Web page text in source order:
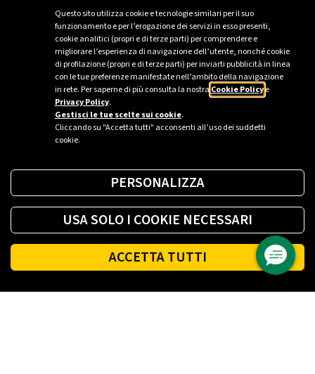
Questo sito utilizza cookie e tecnologie similari per il suo
funzionamento e per l’erogazione dei servizi in esso presenti,
cookie analitici (propri e di terze parti) per comprendere e
migliorare l’esperienza di navigazione dell’utente, nonché cookie
di profilazione (propri e di terze parti) per inviarti pubblicità in linea
con le tue preferenze manifestate nell’ambito della navigazione
in rete. Per saperne di più consulta la nostra Cookie Policye
Privacy Policy.
Gestisci le tue scelte sui cookie.
Cliccando su "Accetta tutti" acconsenti all’uso dei suddetti
cookie.
PERSONALIZZA
USA SOLO I COOKIE NECESSARI
ACCETTA TUTTI